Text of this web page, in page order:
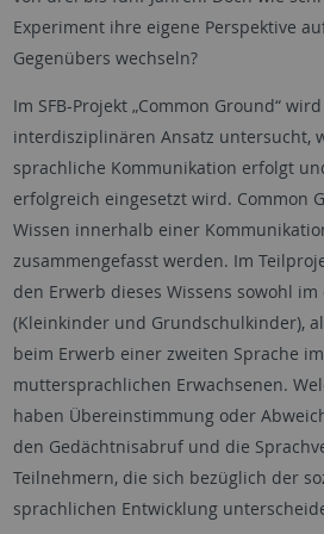
Experiment ihre eigene Perspektive
Gegenübers wechseln?
Im SFB-Projekt „Common Ground“
interdisziplinären Ansatz untersucht,
sprachliche Kommunikation erfolgt
erfolgreich eingesetzt wird. Common
Wissen innerhalb einer
zusammengefasst werden. Im
den Erwerb dieses Wissens sowohl
(Kleinkinder und Grundschulkinder),
beim Erwerb einer zweiten Sprache
muttersprachlichen Erwachsenen.
haben Übereinstimmung oder
den Gedächtnisabruf und die
Teilnehmern, die sich bezüglich der
sprachlichen Entwicklung